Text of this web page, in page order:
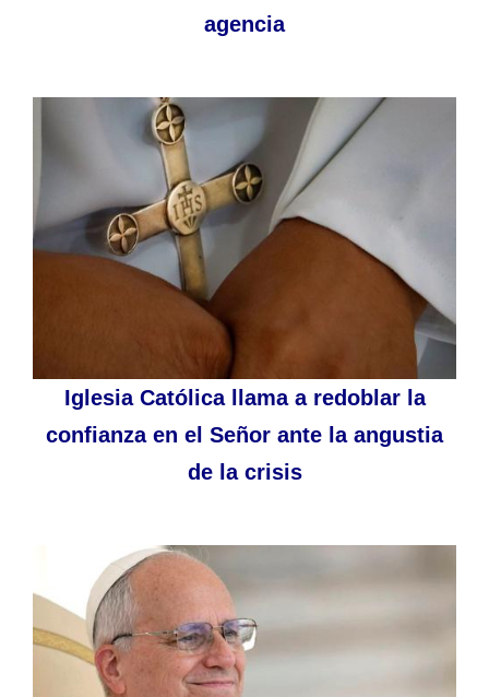
agencia
Iglesia Católica llama a redoblar la
confianza en el Señor ante la angustia
de la crisis